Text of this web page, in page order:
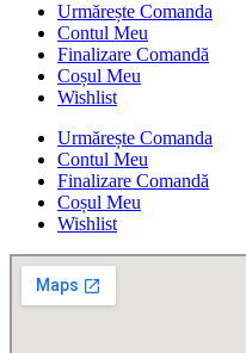
Urmărește Comanda
Contul Meu
Finalizare Comandă
Coșul Meu
Wishlist
Urmărește Comanda
Contul Meu
Finalizare Comandă
Coșul Meu
Wishlist